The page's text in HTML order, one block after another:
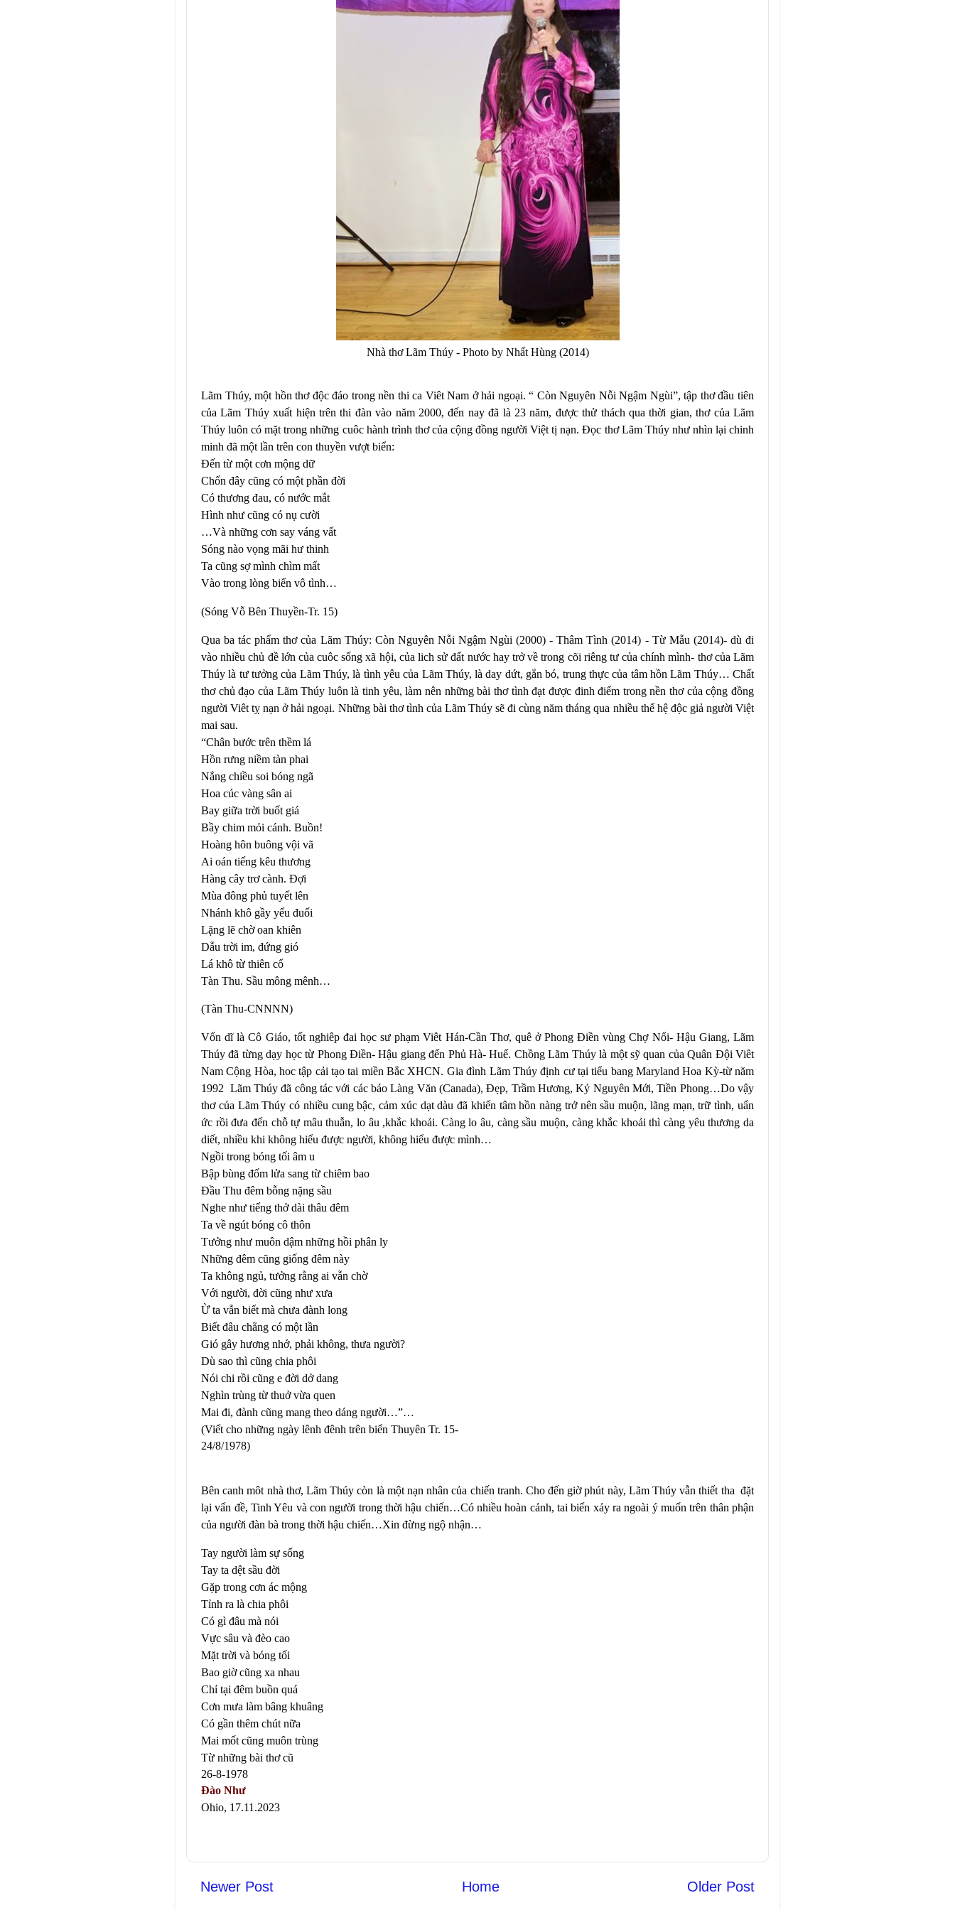
Nhà thơ Lãm Thúy - Photo by Nhất Hùng (2014)
Lãm Thúy, một hồn thơ độc đáo trong nền thi ca Viêt Nam ở hải ngoại. “ Còn Nguyên Nỗi Ngậm Ngùi”, tập thơ đầu tiên
của Lãm Thúy xuất hiện trên thi đàn vào năm 2000, đến nay đã là 23 năm, được thử thách qua thời gian, thơ của Lãm
Thúy luôn có mặt trong những cuôc hành trình thơ của cộng đồng người Việt tị nạn. Đọc thơ Lãm Thúy như nhìn lại chinh
minh đã một lần trên con thuyền vượt biển:
Đến từ một cơn mộng dữ
Chốn đây cũng có một phần đời
Có thương đau, có nước mắt
Hình như cũng có nụ cười
…Và những cơn say váng vất
Sóng nào vọng mãi hư thinh
Ta cũng sợ mình chìm mất
Vào trong lòng biển vô tình…
(Sóng Vỗ Bên Thuyền-Tr. 15)
Qua ba tác phẩm thơ của Lãm Thúy: Còn Nguyên Nỗi Ngậm Ngùi (2000) - Thâm Tình (2014) - Từ Mẫu (2014)- dù đi
vào nhiều chủ đề lớn của cuôc sống xã hội, của lich sử đất nước hay trở về trong cõi riêng tư của chính mình- thơ của Lãm
Thúy là tư tưởng của Lãm Thúy, là tình yêu của Lãm Thúy, là day dứt, gắn bó, trung thực của tâm hồn Lãm Thúy… Chất
thơ chủ đạo của Lãm Thúy luôn là tinh yêu, làm nên những bài thơ tình đạt được đinh điểm trong nền thơ của cộng đồng
người Viêt tỵ nạn ở hải ngoại. Những bài thơ tình của Lãm Thúy sẽ đi cùng năm tháng qua nhiều thế hệ độcgiả người Việt
mai sau.
“Chân bước trên thềm lá
Hồn rưng niềm tàn phai
Nắng chiều soi bóng ngã
Hoa cúc vàng sân ai
Bay giữa trời buốt giá
Bầy chim mỏi cánh. Buồn!
Hoàng hôn buông vội vã
Ai oán tiếng kêu thương
Hàng cây trơ cành. Đợi
Mùa đông phủ tuyết lên
Nhánh khô gầy yếu đuối
Lặng lẽ chờ oan khiên
Dẫu trời im, đứng gió
Lá khô từ thiên cổ
Tàn Thu. Sầu mông mênh…
(Tàn Thu-CNNNN)
Vốn dĩ là Cô Giáo, tốt nghiêp đai học sư phạm Viêt Hán-Cần Thơ, quê ở Phong Điền vùng Chợ Nổi- Hậu Giang, Lãm
Thúy đã từng dạy học từ Phong Điền- Hậu giang đến Phủ Hà- Huế. Chồng Lãm Thúy là một sỹ quan của Quân Đội Viêt
Nam Cộng Hòa, hoc tập cải tạo tai miền Bắc XHCN. Gia đình Lãm Thúy định cư tại tiểu bang Maryland Hoa Kỳ-từ năm
1992 Lãm Thúy đã công tác với các báo Làng Văn (Canada), Đẹp, Trầm Hương, Kỷ Nguyên Mới, Tiền Phong…Do vậy
thơ của Lãm Thúy có nhiều cung bậc, cảm xúc dạt dàu đã khiến tâm hồn nàng trở nên sầu muộn, lãng mạn, trữ tình, uẩn
ức rồi đưa đến chỗ tự mâu thuẫn, lo âu ,khắc khoải. Càng lo âu, càng sầu muộn, càng khắc khoải thì càng yêu thương da
diết, nhiều khi không hiểu được người, không hiểu được mình…
Ngồi trong bóng tối âm u
Bập bùng đốm lửa sang từ chiêm bao
Đầu Thu đêm bỗng nặng sầu
Nghe như tiếng thở dài thâu đêm
Ta về ngút bóng cô thôn
Tưởng như muôn dậm những hồi phân ly
Những đêm cũng giống đêm này
Ta không ngủ, tưởng rằng ai vẫn chờ
Với người, đời cũng như xưa
Ừ ta vẫn biết mà chưa đành long
Biết đâu chẳng có một lần
Gió gây hương nhớ, phải không, thưa người?
Dù sao thì cũng chia phôi
Nói chi rồi cũng e đời dở dang
Nghìn trùng từ thuở vừa quen
Mai đi, đành cũng mang theo dáng người…”…
(Viết cho những ngày lênh đênh trên biển Thuyên Tr. 15-
24/8/1978)
Bên canh môt nhà thơ, Lãm Thúy còn là một nạn nhân của chiến tranh. Cho đến giờ phút này, Lãm Thúy vẫn thiết tha đặt
lại vấn đề, Tinh Yêu và con người trong thời hậu chiến…Có nhiều hoàn cảnh, tai biến xảy ra ngoài ý muốn trên thân phận
của người đàn bà trong thời hậu chiến…Xin đừng ngộ nhận…
Tay người làm sự sống
Tay ta dệt sầu đời
Gặp trong cơn ác mộng
Tỉnh ra là chia phôi
Có gì đâu mà nói
Vực sâu và đèo cao
Mặt trời và bóng tối
Bao giờ cũng xa nhau
Chỉ tại đêm buồn quá
Cơn mưa làm bâng khuâng
Có gần thêm chút nữa
Mai mốt cũng muôn trùng
Từ những bài thơ cũ
26-8-1978
Đào Như
Ohio, 17.11.2023
Newer Post Older Post
Home